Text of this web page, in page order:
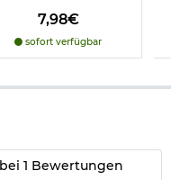
7,98€
sofort verfügbar
1 Bewertungen